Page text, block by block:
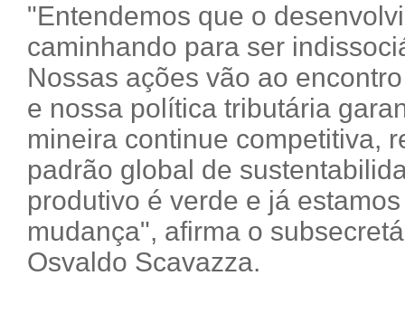
"Entendemos que o
caminhando para ser
Nossas ações vão ao
e nossa política tributária
mineira continue competitiva,
padrão global de
produtivo é verde e já
mudança", afirma o
Osvaldo Scavazza.